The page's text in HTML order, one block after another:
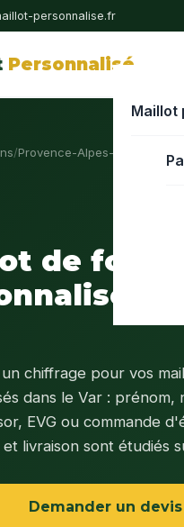
personnalise.fr
Personnalisé
Maillot
/Provence-Alpes-Côte d'Azur
de foot
chiffrage pour vos
dans le Var : prénom,
EVG ou commande
livraison sont étudiés
Demander un devis